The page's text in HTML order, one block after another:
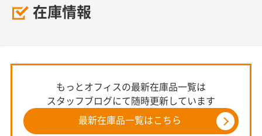
在庫情報
もっとオフィスの最新在庫品一覧は
スタッフブログにて随時更新しています
最新在庫品一覧はこちら